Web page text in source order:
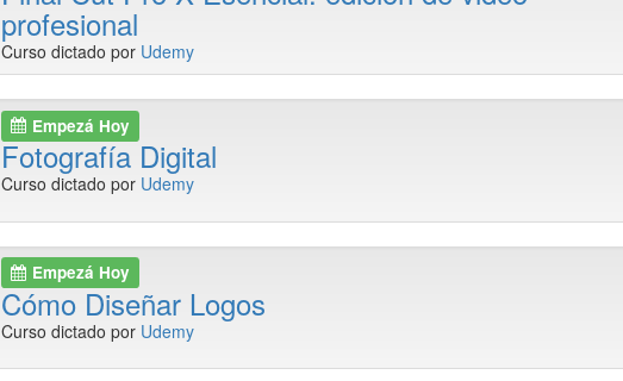
profesional
Curso dictado por Udemy
Empezá Hoy
Fotografía Digital
Curso dictado por Udemy
Empezá Hoy
Cómo Diseñar Logos
Curso dictado por Udemy